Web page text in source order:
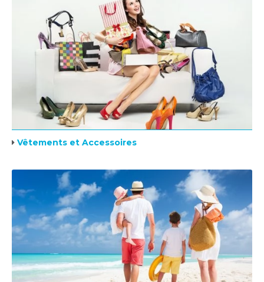
Vêtements et Accessoires